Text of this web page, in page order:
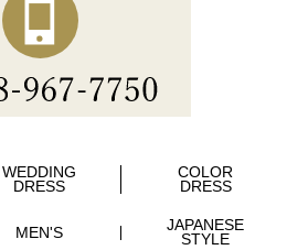
WEDDING
DRESS
COLOR
DRESS
MEN'S
JAPANESE
STYLE